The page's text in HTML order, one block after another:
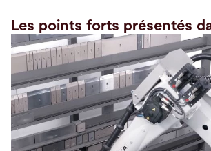
Les points forts présentés